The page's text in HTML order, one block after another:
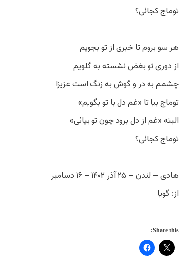
توماج کجائی؟
هر سو بروم تا خبری از تو بجویم
از دوری تو بغض نشسته به گلویم
چشمم به در و گوش به زنگ است عزیزا
توماج بیا تا «غم دل با تو بگویم»
البته «غم از دل برود چون تو بیائی»
توماج کجائی؟
هادی – لندن – ۲۵ آذر ۱۴۰۲ – ۱۶ دسامبر
از: گویا
Share this: